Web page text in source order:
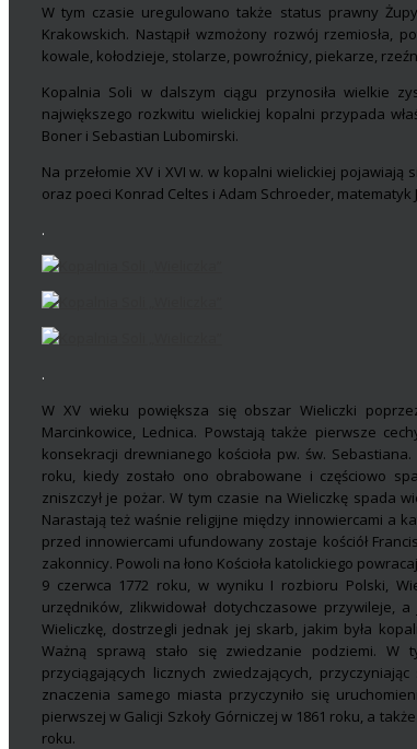
W tym czasie uregulowano także status prawny
Krakowskich. Nastąpił wzmożony rozwój rzemiosła,
kowale, kołodzieje, stolarze, powroźnicy, piekarze,
Kopalnia Soli w dalszym ciągu przynosiła wielkie
największego rozkwitu wielickiej kopalni przypada
Boner i Sebastian Lubomirski.
Na przełomie XV i XVI w. w kopalni wielickiej pojawiają
oraz poeci Konrad Celtes i Adam Schroeder,
.
.
W XV wieku powiększa się obszar Wieliczki
Marcinkowice, Lednica. Powstają także pierwsze
konsekracji drewnianego kościoła pw. św.
roku, kiedy zostało ono obrabowane i częściowo
zniszczył je pożar. W tym czasie na Wieliczkę spada
Narastają też waśnie religijne między innowiercami a
przed innowiercami ufundowany zostaje kościół
zakonnicy. Powoli na łono Kościoła katolickiego
9 czerwca 1772 roku, w wyniku I rozbioru Polski,
urzędników, zlikwidował dotychczasowe przywileje,
Wieliczkę, dostrzegli jednak jej skarb, jakim była
Ważną sprawą stało się zwiedzanie podziemi.
przyciągających licznych zwiedzających,
znaczenia samego miasta przyczyniło się
pierwszej w Galicji Szkoły Górniczej w 1861 roku, a
roku.